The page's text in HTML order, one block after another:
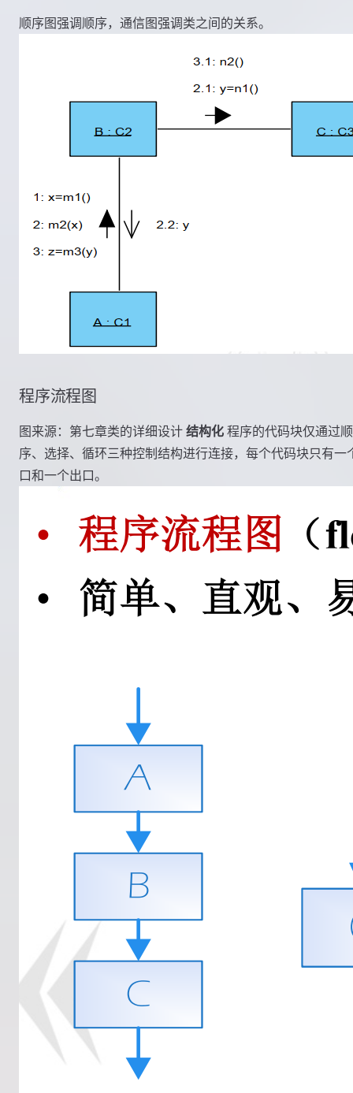
顺序图强调顺序，通信图强调类之间的关系。
程序流程图
图来源：第七章类的详细设计 结构化 程序的代码块仅通过顺
序、选择、循环三种控制结构进行连接，每个代码块只有一
口和一个出口。